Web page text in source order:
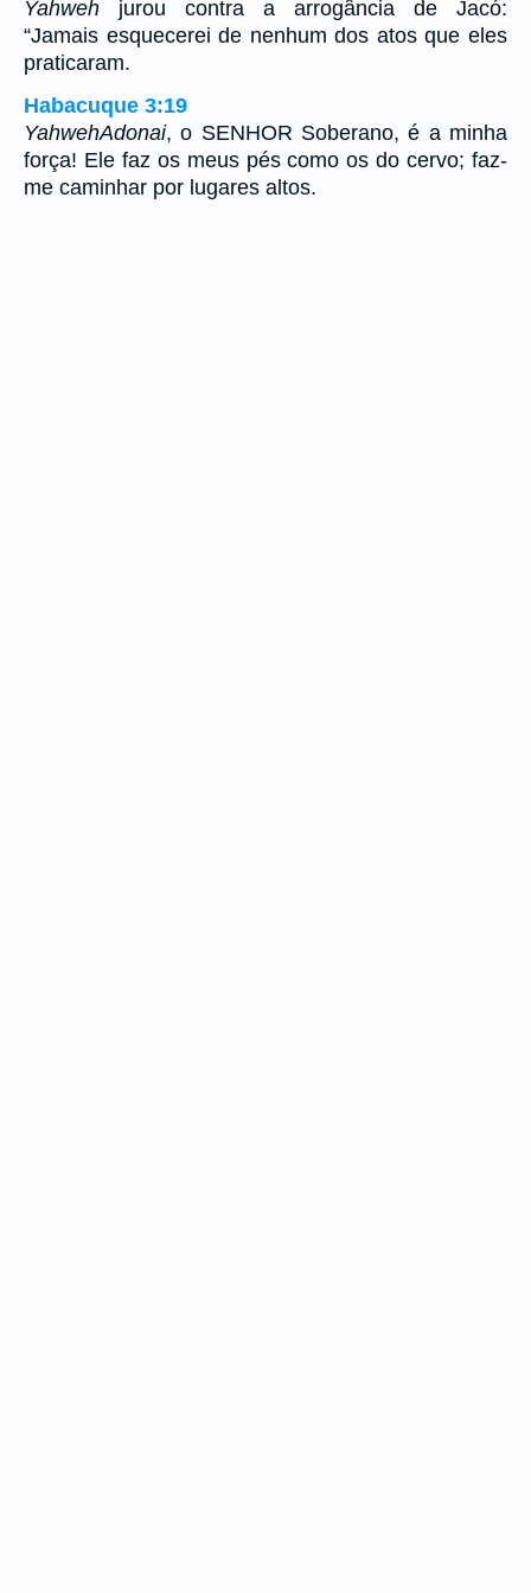
Yahweh jurou contra a arrogância de Jacó:
“Jamais esquecerei de nenhum dos atos que eles
praticaram.
Habacuque 3:19
YahwehAdonai, o SENHOR Soberano, é a minha
força! Ele faz os meus pés como os do cervo; faz-
me caminhar por lugares altos.